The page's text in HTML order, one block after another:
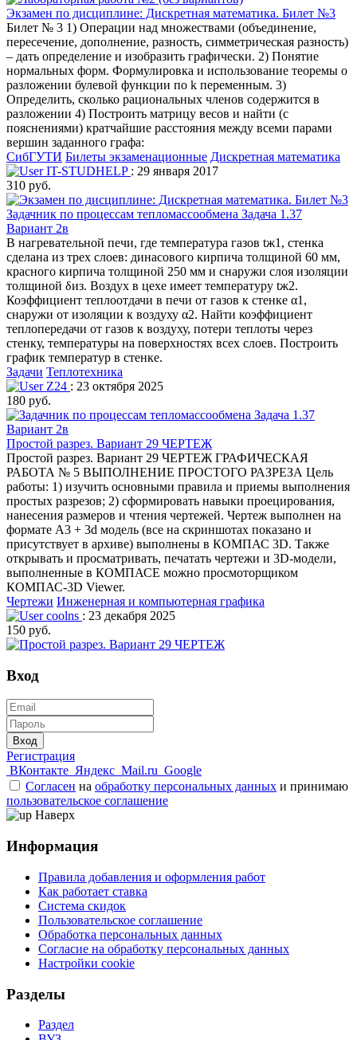
Экзамен по дисциплине: Дискретная математика. Билет №3
Билет № 3 1) Операции над множествами (объединение,
пересечение, дополнение, разность, симметрическая разность)
– дать определение и изобразить графически. 2) Понятие
нормальных форм. Формулировка и использование теоремы о
разложении булевой функции по k переменным. 3)
Определить, сколько рациональных членов содержится в
разложении 4) Построить матрицу весов и найти (с
пояснениями) кратчайшие расстояния между всеми парами
вершин заданного графа:
СибГУТИ Билеты экзаменационные Дискретная математика
IT-STUDHELP : 29 января 2017
310 руб.
Задачник по процессам тепломассообмена Задача 1.37
Вариант 2в
В нагревательной печи, где температура газов tж1, стенка
сделана из трех слоев: динасового кирпича толщиной 60 мм,
красного кирпича толщиной 250 мм и снаружи слоя изоляции
толщиной δиз. Воздух в цехе имеет температуру tж2.
Коэффициент теплоотдачи в печи от газов к стенке α1,
снаружи от изоляции к воздуху α2. Найти коэффициент
теплопередачи от газов к воздуху, потери теплоты через
стенку, температуры на поверхностях всех слоев. Построить
график температур в стенке.
Задачи Теплотехника
Z24 : 23 октября 2025
180 руб.
Простой разрез. Вариант 29 ЧЕРТЕЖ
Простой разрез. Вариант 29 ЧЕРТЕЖ ГРАФИЧЕСКАЯ
РАБОТА № 5 ВЫПОЛНЕНИЕ ПРОСТОГО РАЗРЕЗА Цель
работы: 1) изучить основными правила и приемы выполнения
простых разрезов; 2) сформировать навыки проецирования,
нанесения размеров и чтения чертежей. Чертеж выполнен на
формате А3 + 3d модель (все на скриншотах показано и
присутствует в архиве) выполнены в КОМПАС 3D. Также
открывать и просматривать, печатать чертежи и 3D-модели,
выполненные в КОМПАСЕ можно просмоторщиком
КОМПАС-3D Viewer.
Чертежи Инженерная и компьютерная графика
coolns : 23 декабря 2025
150 руб.
Вход
Вход
Регистрация
ВКонтакте Яндекс Mail.ru Google
Согласен на обработку персональных данных и принимаю
пользовательское соглашение
Наверх
Информация
Правила добавления и оформления работ
Как работает ставка
Система скидок
Пользовательское соглашение
Обработка персональных данных
Согласие на обработку персональных данных
Настройки cookie
Разделы
Раздел